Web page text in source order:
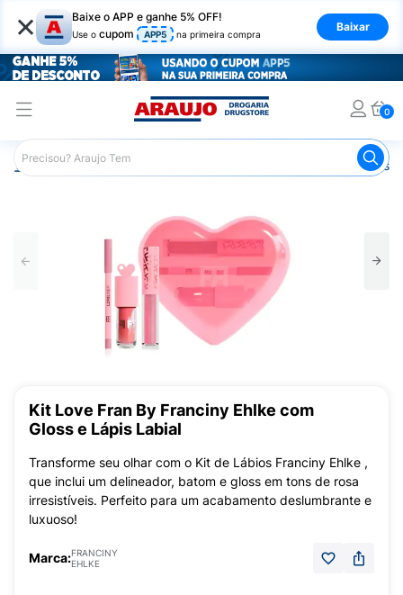
× Baixe o APP e ganhe 5% OFF!
Use o cupom APP5 na primeira compra
Baixar
0
Araujo Maquiagem
Kit Love Fran By Franciny Ehlke com
Gloss e Lápis Labial
Transforme seu olhar com o Kit de Lábios Franciny Ehlke ,
que inclui um delineador, batom e gloss em tons de rosa
irresistíveis. Perfeito para um acabamento deslumbrante e
luxuoso!
Marca:FRANCINY
EHLKE